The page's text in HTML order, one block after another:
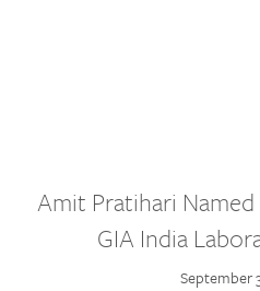
Amit Pratihari
GIA India
September